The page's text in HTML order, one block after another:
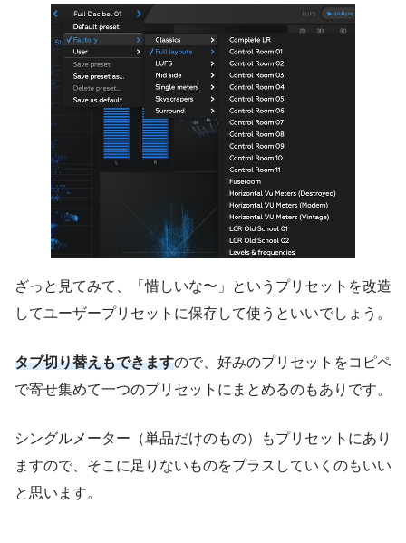
ざっと見てみて、「惜しいな〜」というプリセットを改造
してユーザープリセットに保存して使うといいでしょう。
タブ切り替えもできますので、好みのプリセットをコピペ
で寄せ集めて一つのプリセットにまとめるのもありです。
シングルメーター（単品だけのもの）もプリセットにあり
ますので、そこに足りないものをプラスしていくのもいい
と思います。